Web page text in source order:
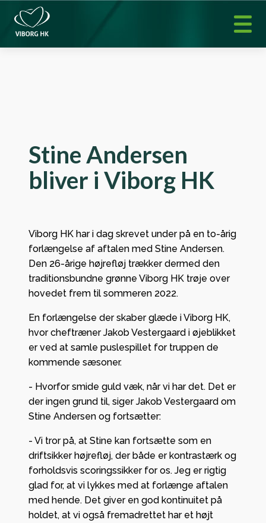
Stine Andersen
bliver i Viborg HK
Viborg HK har i dag skrevet under på en to-årig
forlængelse af aftalen med Stine Andersen.
Den 26-årige højrefløj trækker dermed den
traditionsbundne grønne Viborg HK trøje over
hovedet frem til sommeren 2022.
En forlængelse der skaber glæde i Viborg HK,
hvor cheftræner Jakob Vestergaard i øjeblikket
er ved at samle puslespillet for truppen de
kommende sæsoner.
- Hvorfor smide guld væk, når vi har det. Det er
der ingen grund til, siger Jakob Vestergaard om
Stine Andersen og fortsætter:
- Vi tror på, at Stine kan fortsætte som en
driftsikker højrefløj, der både er kontrastærk og
forholdsvis scoringssikker for os. Jeg er rigtig
glad for, at vi lykkes med at forlænge aftalen
med hende. Det giver en god kontinuitet på
holdet, at vi også fremadrettet har et højt